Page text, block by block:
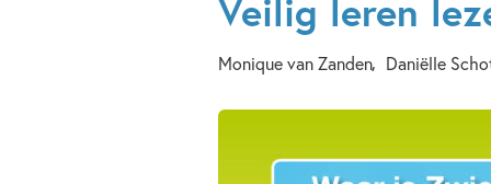
Veilig leren
Monique van Zanden Daniëlle